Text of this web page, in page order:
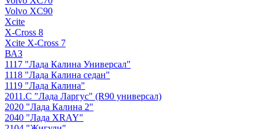
Volvo XC90
Xcite
X-Cross 8
Xcite X-Cross 7
ВАЗ
1117 "Лада Калина Универсал"
1118 "Лада Калина седан"
1119 "Лада Калина"
2011.С "Лада Ларгус" (R90 универсал)
2020 "Лада Калина 2"
2040 "Лада ХRAY"